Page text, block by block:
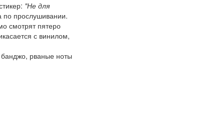
"Не для
по прослушивании.
смотрят пятеро
с винилом,
рваные ноты